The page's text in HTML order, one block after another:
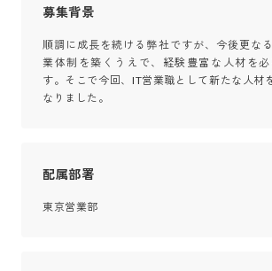
募集背景
順調に成長を続ける弊社ですが、今後更な
業体制を築くうえで、経験豊富な人材を
す。そこで今回、IT営業職として新たな人材
なりました。
配属部署
東京営業部